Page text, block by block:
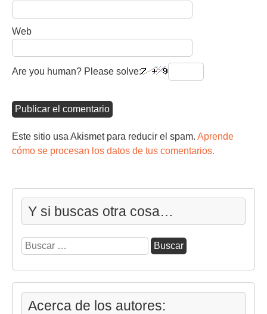
Web
Are you human? Please solve:
Este sitio usa Akismet para reducir el spam. Aprende
cómo se procesan los datos de tus comentarios.
Y si buscas otra cosa…
Buscar:
Acerca de los autores: